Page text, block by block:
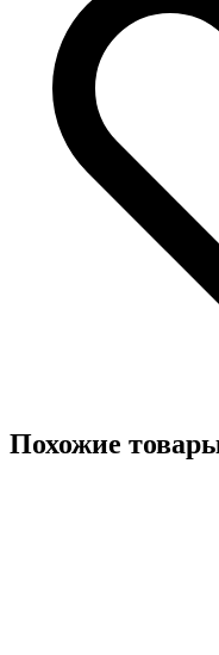
Похожие